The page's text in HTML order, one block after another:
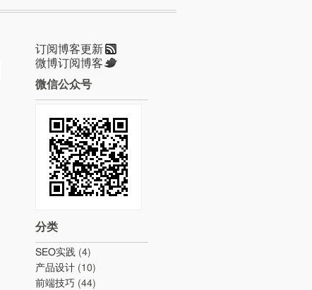
订阅博客更新
微博订阅博客
微信公众号
分类
SEO实践 (4)
产品设计 (10)
前端技巧 (44)